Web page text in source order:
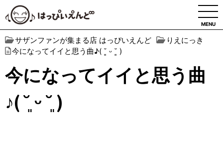
MENU
サザンファンが集まる店 はっぴいえんど
りえにっき
今になってイイと思う曲♪( ˘͈ ᵕ ˘͈ )
今になってイイと思う曲
♪( ˘͈ ᵕ ˘͈ )